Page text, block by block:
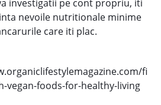
investigatii pe cont propriu, iti
nevoile nutritionale minime
care iti plac.
fi
vegan-foods-for-healthy-living